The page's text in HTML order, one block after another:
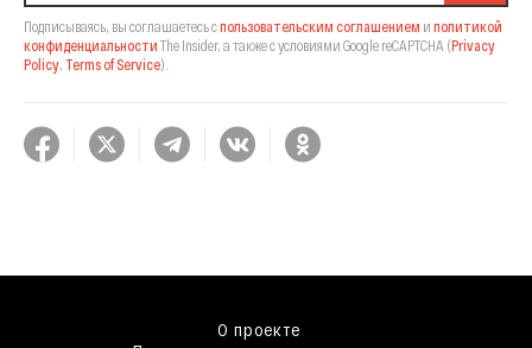
Подписываясь, вы соглашаетесь спользовательским соглашением и политикой
конфиденциальности The Insider, а также с условиями Google reCAPTCHA (Privacy
Policy, Terms of Service).
О проекте